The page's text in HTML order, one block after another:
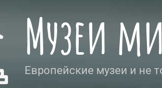
Музеи
Европейские музеи и не